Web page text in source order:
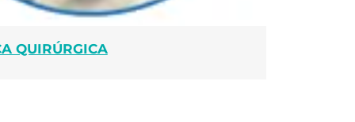
QUIRÚRGICA